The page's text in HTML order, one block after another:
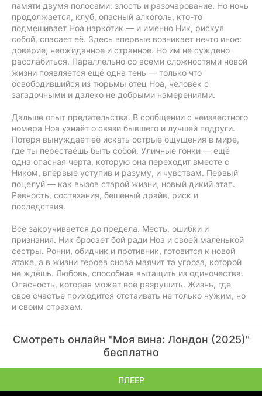
памяти двумя полосами: злость и разочарование. Но ночь
продолжается, клуб, опасный алкоголь, кто-то
подмешивает Ноа наркотик — и именно Ник, рискуя
собой, спасает её. Здесь впервые возникает нечто иное:
доверие, неожиданное и странное. Но им не суждено
расслабиться. Параллельно со всеми сложностями новой
жизни появляется ещё одна тень — только что
освободившийся из тюрьмы отец Ноа, человек с
загадочными и далеко не добрыми намерениями.
Дальше опыт предательства. В сообщении с неизвестного
номера Ноа узнаёт о связи бывшего и лучшей подруги.
Потеря вынуждает её искать острые ощущения в мире,
где ты перестаёшь быть собой. Уличные гонки — ещё
одна опасная черта, которую она переходит вместе с
Ником, впервые уступив и разуму, и чувствам. Первый
поцелуй — как вызов старой жизни, новый дикий этап.
Ревность, состязания, бешеный драйв, риск и
последствия.
Всё закручивается до предела. Месть, ошибки и
признания. Ник бросает бой ради Ноа и своей маленькой
сестры. Ронни, обидчик и противник, готовится к новой
атаке, а в жизни героев снова маячит та угроза, которой
не ждёшь. Любовь, способная вытащить из одиночества.
Опасность, которая может всё разрушить. Жизнь, где
своё счастье приходится отстаивать не только чужим, но
и своим страхам.
Смотреть онлайн "Моя вина: Лондон (2025)"
бесплатно
ПЛЕЕР